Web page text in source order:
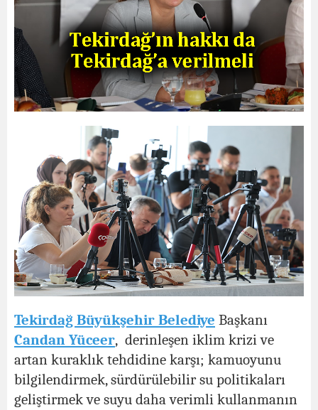
Tekirdağ Büyükşehir Belediye Başkanı
Candan Yüceer, derinleşen iklim krizi ve
artan kuraklık tehdidine karşı; kamuoyunu
bilgilendirmek, sürdürülebilir su politikaları
geliştirmek ve suyu daha verimli kullanmanın